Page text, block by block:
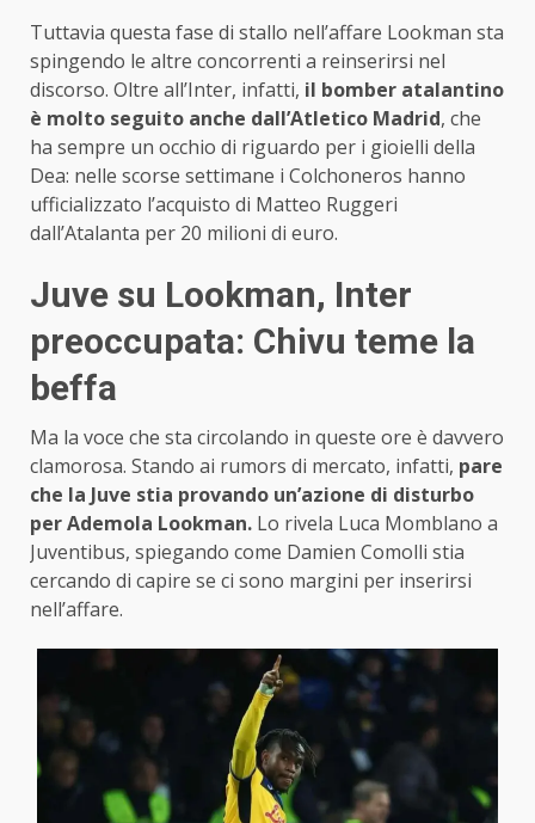
Tuttavia questa fase di stallo nell’affare Lookman sta
spingendo le altre concorrenti a reinserirsi nel
discorso. Oltre all’Inter, infatti, il bomber atalantino
è molto seguito anche dall’Atletico Madrid, che
ha sempre un occhio di riguardo per i gioielli della
Dea: nelle scorse settimane i Colchoneros hanno
ufficializzato l’acquisto di Matteo Ruggeri
dall’Atalanta per 20 milioni di euro.
Juve su Lookman, Inter
preoccupata: Chivu teme la
beffa
Ma la voce che sta circolando in queste ore è davvero
clamorosa. Stando ai rumors di mercato, infatti, pare
che la Juve stia provando un’azione di disturbo
per Ademola Lookman. Lo rivela Luca Momblano a
Juventibus, spiegando come Damien Comolli stia
cercando di capire se ci sono margini per inserirsi
nell’affare.